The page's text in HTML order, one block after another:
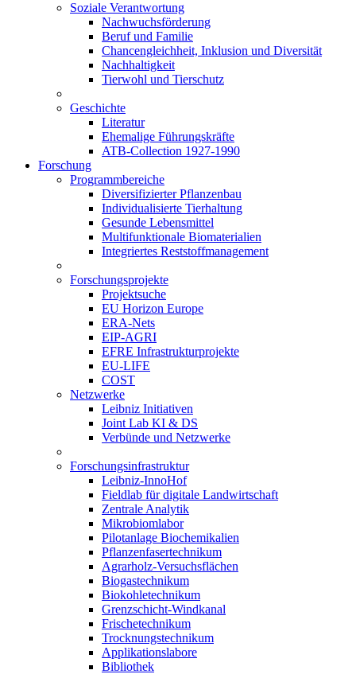
Soziale Verantwortung
Nachwuchsförderung
Beruf und Familie
Chancengleichheit, Inklusion und Diversität
Nachhaltigkeit
Tierwohl und Tierschutz
Geschichte
Literatur
Ehemalige Führungskräfte
ATB-Collection 1927-1990
Forschung
Programmbereiche
Diversifizierter Pflanzenbau
Individualisierte Tierhaltung
Gesunde Lebensmittel
Multifunktionale Biomaterialien
Integriertes Reststoffmanagement
Forschungsprojekte
Projektsuche
EU Horizon Europe
ERA-Nets
EIP-AGRI
EFRE Infrastrukturprojekte
EU-LIFE
COST
Netzwerke
Leibniz Initiativen
Joint Lab KI & DS
Verbünde und Netzwerke
Forschungsinfrastruktur
Leibniz-InnoHof
Fieldlab für digitale Landwirtschaft
Zentrale Analytik
Mikrobiomlabor
Pilotanlage Biochemikalien
Pflanzenfasertechnikum
Agrarholz-Versuchsflächen
Biogastechnikum
Biokohletechnikum
Grenzschicht-Windkanal
Frischetechnikum
Trocknungstechnikum
Applikationslabore
Bibliothek